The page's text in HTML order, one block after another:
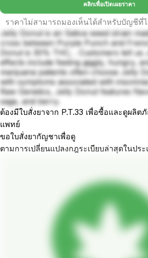
คลิกเพื่อเปิดเผยราคา
ราคาไม่สามารถมองเห็นได้สำหรับบัญชีที่
Jelly Donut is an Sativa weed strain
cross between Purple Punch and
Donut is 30% THC, . Customers tell us
effects include feeling giggly, hungry,
marijuana patients often choose Jelly
with symptoms associated with
Raw Genetics, Jelly Donut features
sage, and berry.
ต้องมีใบสั่งยาจาก P.T.33 เพื่อซื้อและดูผลิ
แพทย์
ขอใบสั่งยากัญชาเพื่อดู
ตามการเปลี่ยนแปลงกฎระเบียบล่าสุดในประ